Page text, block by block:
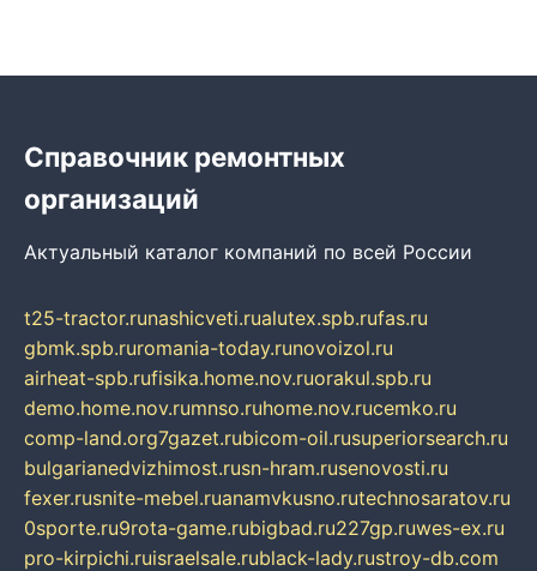
Справочник ремонтных
организаций
Актуальный каталог компаний по всей России
t25-tractor.runashicveti.rualutex.spb.rufas.ru
gbmk.spb.ruromania-today.runovoizol.ru
airheat-spb.rufisika.home.nov.ruorakul.spb.ru
demo.home.nov.rumnso.ruhome.nov.rucemko.ru
comp-land.org7gazet.rubicom-oil.rusuperiorsearch.ru
bulgarianedvizhimost.rusn-hram.rusenovosti.ru
fexer.rusnite-mebel.ruanamvkusno.rutechnosaratov.ru
0sporte.ru9rota-game.rubigbad.ru227gp.ruwes-ex.ru
pro-kirpichi.ruisraelsale.rublack-lady.rustroy-db.com